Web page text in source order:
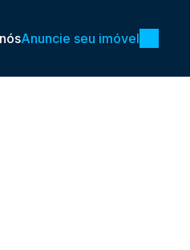
Anuncie seu imóvel